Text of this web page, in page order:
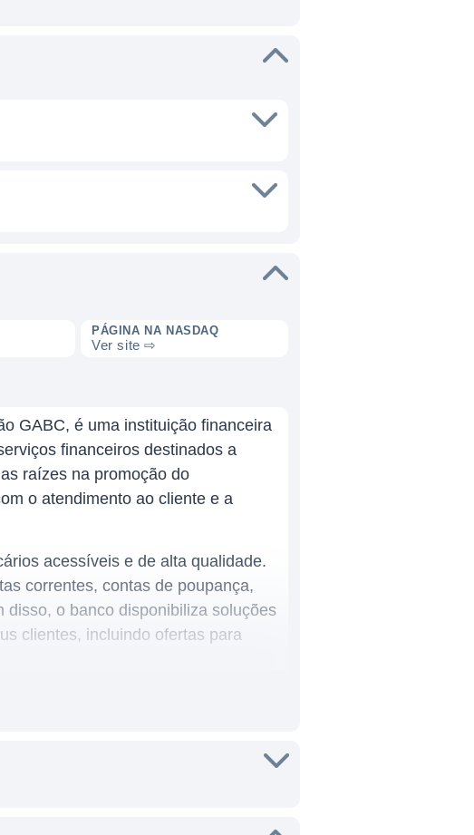
PÁGINA NA NASDAQ
Ver site ⇨
GABC, é uma instituição financeira
financeiros destinados a
raízes na promoção do
o atendimento ao cliente e a
acessíveis e de alta qualidade.
correntes, contas de poupança,
disso, o banco disponibiliza soluções
clientes, incluindo ofertas para
do sul de Indiana e do
promover o desenvolvimento
de que o crescimento